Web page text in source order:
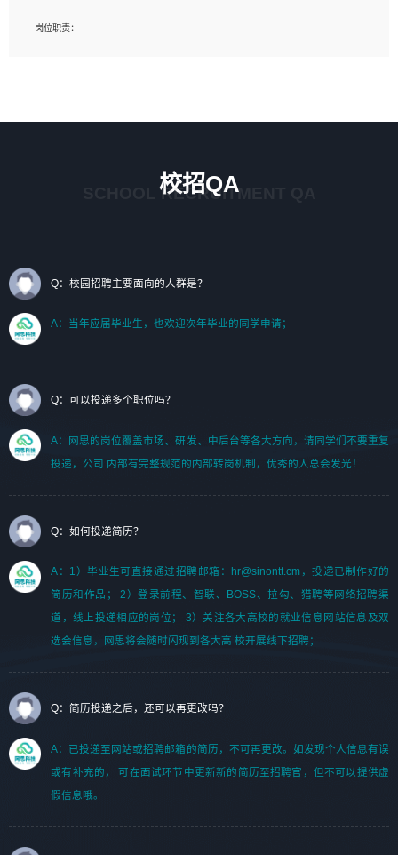
1、艺术设计类相关专业；（其中需求分析顾问不限专业）
岗位职责：
2. 熟悉 前端常用框架, 能独立完成设计给予的 UI 效果;
3. 有良好的代码习惯, 低级错误出现频率低;
7. 了解或熟悉 WebGL 及相关框架优先。
（岗位人员专职于行业应用解决方案、项目申报方案、投标方案的策划编写）
校招QA
SCHOOL RECRUITMENT QA
Q：校园招聘主要面向的人群是？
A：当年应届毕业生，也欢迎次年毕业的同学申请；
Q：可以投递多个职位吗？
A：网思的岗位覆盖市场、研发、中后台等各大方向，请同学们不要重复
投递，公司 内部有完整规范的内部转岗机制，优秀的人总会发光！
Q：如何投递简历？
A：1）毕业生可直接通过招聘邮箱：hr@sinontt.cm，投递已制作好的
简历和作品； 2）登录前程、智联、BOSS、拉勾、猎聘等网络招聘渠
道，线上投递相应的岗位； 3）关注各大高校的就业信息网站信息及双
选会信息，网思将会随时闪现到各大高 校开展线下招聘；
Q：简历投递之后，还可以再更改吗？
A：已投递至网站或招聘邮箱的简历，不可再更改。如发现个人信息有误
或有补充的， 可在面试环节中更新新的简历至招聘官，但不可以提供虚
假信息哦。